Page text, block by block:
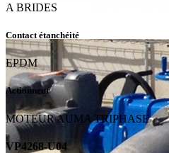
A BRIDES
Contact étanchéité
EPDM
Actionneur
MOTEUR AUMA TRIPHASE
VP4268-U04